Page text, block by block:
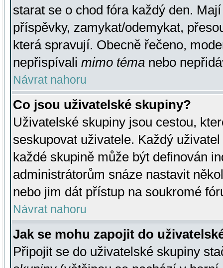
starat se o chod fóra každý den.
příspěvky, zamykat/odemykat,
která spravují. Obecně řečeno,
nepřispívali mimo téma nebo
Návrat nahoru
Co jsou uživatelské skupiny?
Uživatelské skupiny jsou cestou,
seskupovat uživatele. Každý
každé skupině může být definován
administrátorům snáze nastavit
nebo jim dát přístup na soukromé
Návrat nahoru
Jak se mohu zapojit do
Připojit se do uživatelské skupiny